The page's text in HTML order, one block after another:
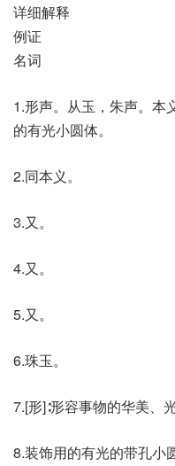
详细解释
例证
名词
1.形声。从玉，朱声。本
的有光小圆体。
2.同本义。
3.又。
4.又。
5.又。
6.珠玉。
7.[形]∶形容事物的华美、光
8.装饰用的有光的带孔小